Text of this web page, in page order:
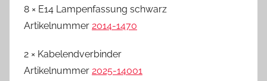
8 × E14 Lampenfassung schwarz
Artikelnummer 2014-1470
2 × Kabelendverbinder
Artikelnummer 2025-14001